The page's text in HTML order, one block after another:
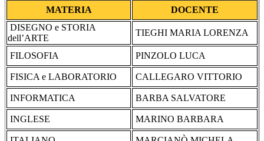
MATERIA
DOCENTE
DISEGNO e STORIA
dell’ARTE
TIEGHI MARIA LORENZA
FILOSOFIA PINZOLO LUCA
FISICA e LABORATORIO CALLEGARO VITTORIO
INFORMATICA BARBA SALVATORE
INGLESE MARINO BARBARA